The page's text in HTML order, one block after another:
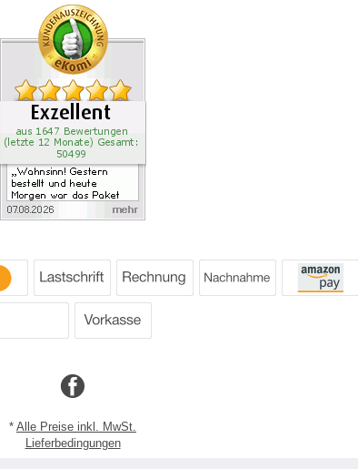
* Alle Preise inkl. MwSt.
Lieferbedingungen